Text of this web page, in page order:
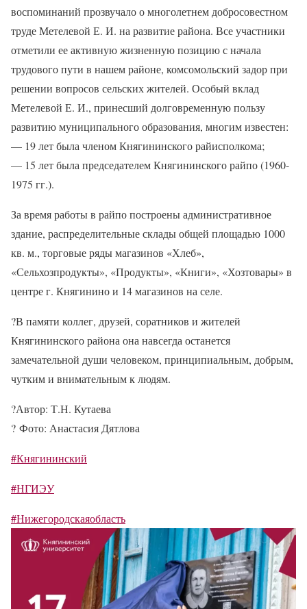
воспоминаний прозвучало о многолетнем добросовестном
труде Метелевой Е. И. на развитие района. Все участники
отметили ее активную жизненную позицию с начала
трудового пути в нашем районе, комсомольский задор при
решении вопросов сельских жителей. Особый вклад
Метелевой Е. И., принесший долговременную пользу
развитию муниципального образования, многим известен:
— 19 лет была членом Княгининского райисполкома;
— 15 лет была председателем Княгининского райпо (1960-
1975 гг.).
За время работы в райпо построены административное
здание, распределительные склады общей площадью 1000
кв. м., торговые ряды магазинов «Хлеб»,
«Сельхозпродукты», «Продукты», «Книги», «Хозтовары» в
центре г. Княгинино и 14 магазинов на селе.
?В памяти коллег, друзей, соратников и жителей
Княгининского района она навсегда останется
замечательной души человеком, принципиальным, добрым,
чутким и внимательным к людям.
?Автор: Т.Н. Кутаева
? Фото: Анастасия Дятлова
#Княгининский
#НГИЭУ
#Нижегородскаяобласть